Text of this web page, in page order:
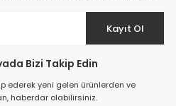
Kayıt Ol
Bizi Takip Edin
ederek yeni gelen ürünlerden ve
haberdar olabilirsiniz.